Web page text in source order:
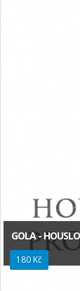
GOLA -
180 Kč